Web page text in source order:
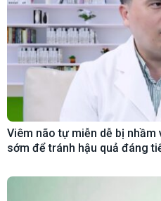
Viêm não tự miễn dễ bị nhầm
sớm để tránh hậu quả đáng